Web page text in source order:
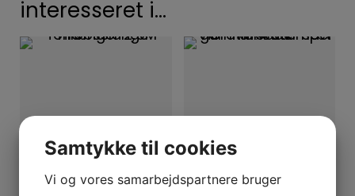
interesseret i…
Samtykke til cookies
Vi og vores samarbejdspartnere bruger